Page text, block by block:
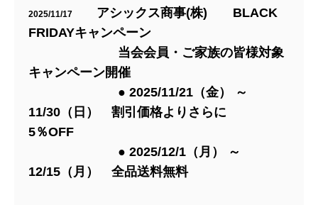
2025/11/17
アシックス商事(株) BLACK
FRIDAYキャンペーン
当会会員・ご家族の皆様対象
キャンペーン開催
● 2025/11/21（金） ～
11/30（日） 割引価格よりさらに
5％OFF
● 2025/12/1（月） ～
12/15（月） 全品送料無料